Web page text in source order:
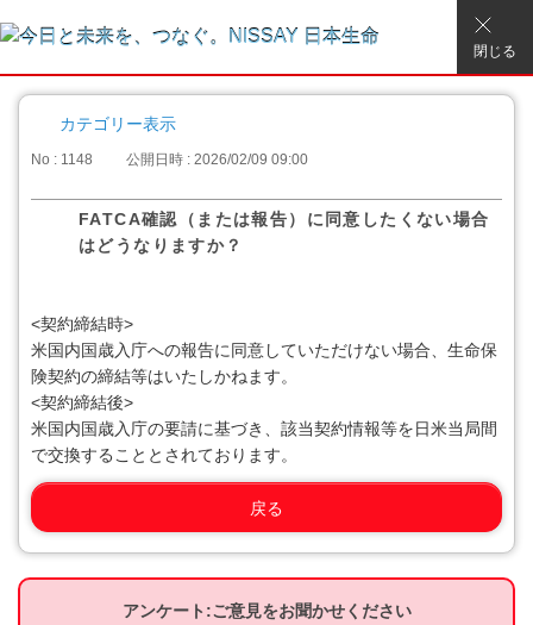
閉じる
カテゴリー表示
No : 1148 公開日時 : 2026/02/09 09:00
FATCA確認（または報告）に同意したくない場合
はどうなりますか？
<契約締結時>
米国内国歳入庁への報告に同意していただけない場合、生命保
険契約の締結等はいたしかねます。
<契約締結後>
米国内国歳入庁の要請に基づき、該当契約情報等を日米当局間
で交換することとされております。
戻る
アンケート:ご意見をお聞かせください